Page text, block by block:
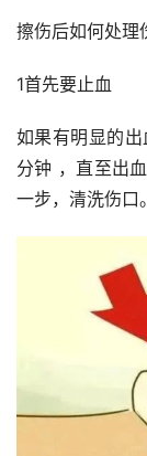
擦伤后如何处理
1首先要止血
如果有明显的
分钟 ，直至出
一步，清洗伤口。